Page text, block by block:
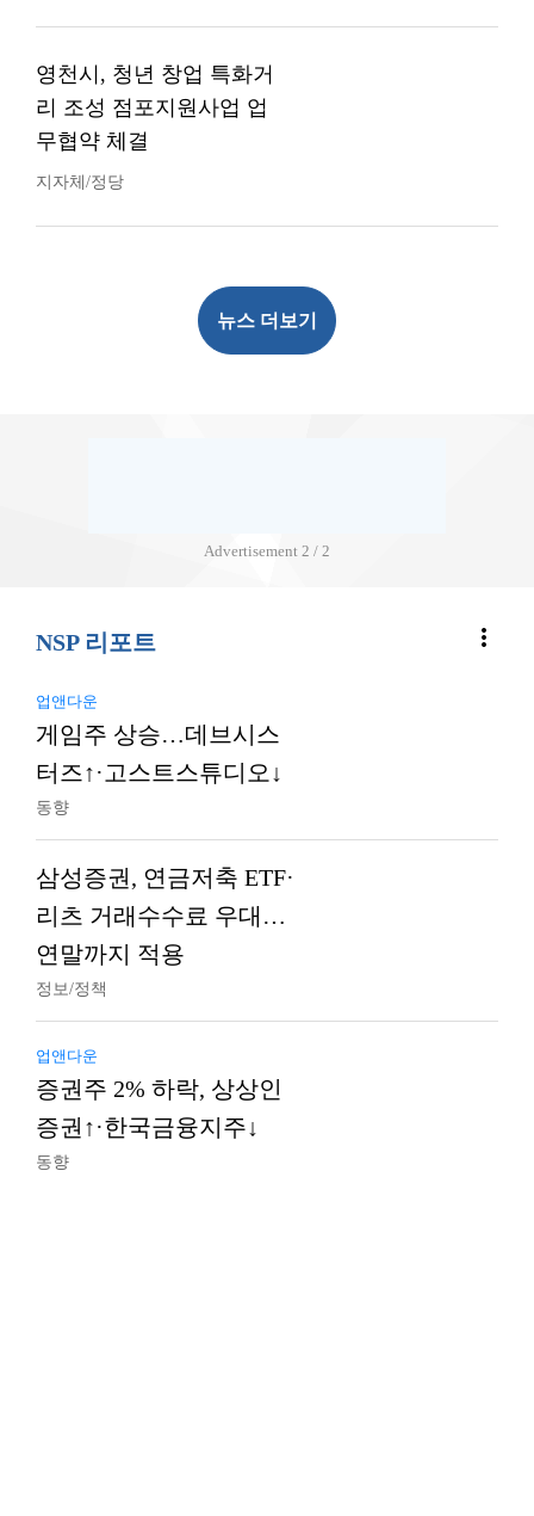
영천시, 청년 창업 특화거
리 조성 점포지원사업 업
무협약 체결
지자체/정당
뉴스 더보기
Advertisement 2 / 2
NSP 리포트 more_vert
업앤다운
게임주 상승…데브시스
터즈↑·고스트스튜디오↓
동향
삼성증권, 연금저축 ETF·
리츠 거래수수료 우대…
연말까지 적용
정보/정책
업앤다운
증권주 2% 하락, 상상인
증권↑·한국금융지주↓
동향